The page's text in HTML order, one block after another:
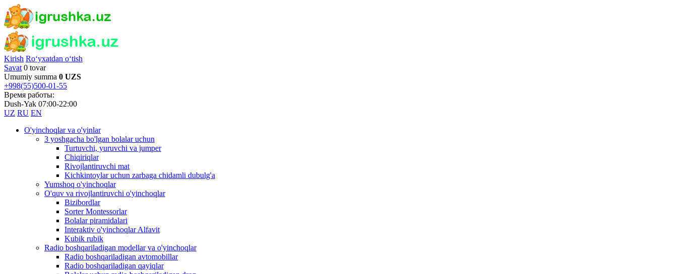
Kirish Ro‘yxatdan o‘tish
Savat 0 tovar
Umumiy summa 0 UZS
+998(55)500-01-55
Время работы:
Dush-Yak 07:00-22:00
UZ RU EN
O'yinchoqlar va o'yinlar
3 yoshgacha bo'lgan bolalar uchun
Turtuvchi, yuruvchi va jumper
Chiqiriqlar
Rivojlantiruvchi mat
Kichkintoylar uchun zarbaga chidamli dubulg'a
Yumshoq o'yinchoqlar
O'quv va rivojlantiruvchi o'yinchoqlar
Bizibordlar
Sorter Montessorlar
Bolalar piramidalari
Interaktiv o'yinchoqlar Alfavit
Kubik rubik
Radio boshqariladigan modellar va o'yinchoqlar
Radio boshqariladigan avtomobillar
Radio boshqariladigan qayiqlar